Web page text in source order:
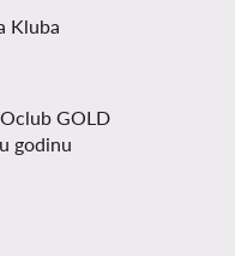
Kluba
GOLD
godinu